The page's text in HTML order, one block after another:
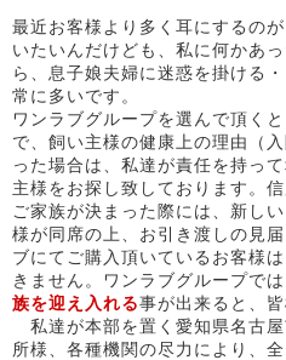
最近お客様より多く耳にするの
いたいんだけども、私に何かあ
ら、息子娘夫婦に迷惑を掛ける
常に多いです。
ワンラブグループを選んで頂く
で、飼い主様の健康上の理由（
った場合は、私達が責任を持っ
主様をお探し致しております。
ご家族が決まった際には、新し
様が同席の上、お引き渡しの見
ブにてご購入頂いているお客様
きません。ワンラブグループでは
族を迎え入れる事が出来ると、
私達が本部を置く愛知県名古
所様、各種機関の尽力により、